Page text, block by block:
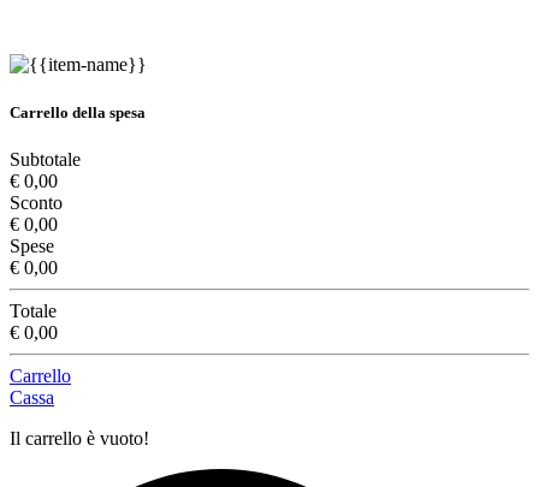
Carrello della spesa
Subtotale
€ 0,00
Sconto
€ 0,00
Spese
€ 0,00
Totale
€ 0,00
Carrello
Cassa
Il carrello è vuoto!